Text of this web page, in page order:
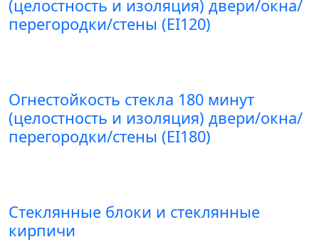
(целостность и изоляция) двери/окна/
перегородки/стены (EI120)
Огнестойкость стекла 180 минут
(целостность и изоляция) двери/окна/
перегородки/стены (EI180)
Стеклянные блоки и стеклянные
кирпичи